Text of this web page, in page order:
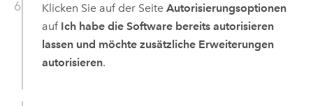
Klicken Sie auf der Seite Autorisierungsoptionen
auf Ich habe die Software bereits autorisieren
lassen und möchte zusätzliche Erweiterungen
autorisieren.